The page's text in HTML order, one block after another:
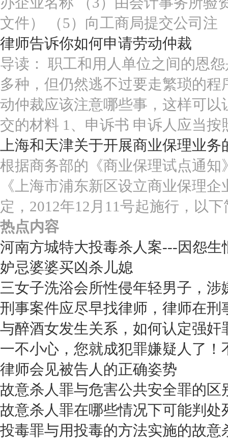
文件） （5）向工商局提交公司注
律师告诉你如何申请劳动仲裁
导读： 职工和用人单位之间的恩
多种，但仍然逃不过要走繁琐的
动仲裁应该注意哪些事，这样可
交的材料 1、申诉书 申诉人应当按
上海和天津关于开展商业保理业务
根据商务部的《商业保理试点通
《上海市浦东新区设立商业保理
定，2012年12月11号起施行，以
热点内容
河南方城特大投毒杀人案---因怨生
妒忌婆婆买凶杀儿媳
三女子洗浴会所性侵年轻男子，涉
刑事案件应尽早找律师，律师在刑
与醉酒女发生关系，如何认定强奸
一不小心，您就成犯罪嫌疑人了！
律师会见被告人的正确姿势
故意杀人罪与危害公共安全罪的区
故意杀人罪在哪些情况下可能判处
投毒罪与用投毒的方法实施的故意